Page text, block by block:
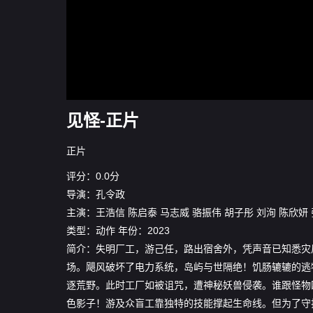
见怪-正片
正片
评分：0.0分
导演： 孔令政
主演： 王浩信 陈启泰 马志威 骆振伟 胡子彤 刘洵 陈欣妍
类型： 动作 年份： 2023
简介：失明厂工，游己任，路出宿舍外，凭声音已知悉
场。飓风破坏了电力系统，岛屿与世隔绝！饥肠辘辘的
逐荒野。此时工厂如被诅咒，遭神秘妖兽侵袭。谁跟怪
色影子！游及众盲工靠独特的技能撑起生命线。但为了